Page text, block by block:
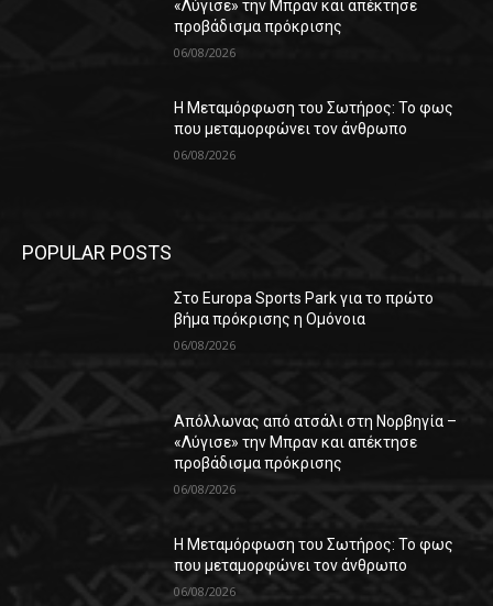
«Λύγισε» την Μπραν και απέκτησε
προβάδισμα πρόκρισης
06/08/2026
Η Μεταμόρφωση του Σωτήρος: Το φως
που μεταμορφώνει τον άνθρωπο
06/08/2026
POPULAR POSTS
Στο Europa Sports Park για το πρώτο
βήμα πρόκρισης η Ομόνοια
06/08/2026
Απόλλωνας από ατσάλι στη Νορβηγία –
«Λύγισε» την Μπραν και απέκτησε
προβάδισμα πρόκρισης
06/08/2026
Η Μεταμόρφωση του Σωτήρος: Το φως
που μεταμορφώνει τον άνθρωπο
06/08/2026